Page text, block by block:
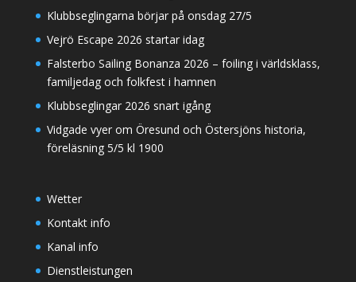
Klubbseglingarna börjar på onsdag 27/5
Vejrö Escape 2026 startar idag
Falsterbo Sailing Bonanza 2026 – foiling i världsklass,
familjedag och folkfest i hamnen
Klubbseglingar 2026 snart igång
Vidgade vyer om Öresund och Östersjöns historia,
föreläsning 5/5 kl 1900
Wetter
Kontakt info
Kanal info
Dienstleistungen